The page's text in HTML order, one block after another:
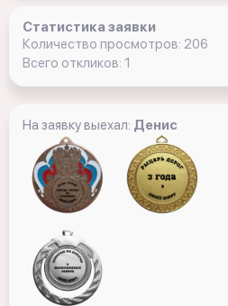
Статистика заявки
Количество просмотров: 206
Всего откликов: 1
На заявку выехал: Денис